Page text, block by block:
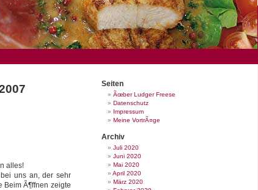
alles!
uns an, der sehr
Ã¶ffnen zeigte
Seiten
Ãœber Ludger Freese
Datenschutz
Impressum
Meine VortrÃ¤ge
Archiv
Juli 2020
Juni 2020
Mai 2020
April 2020
März 2020